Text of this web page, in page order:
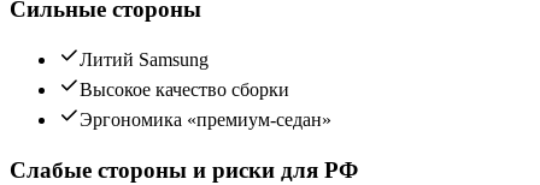
Сильные стороны
Литий Samsung
Высокое качество сборки
Эргономика «премиум-седан»
Слабые стороны и риски для РФ